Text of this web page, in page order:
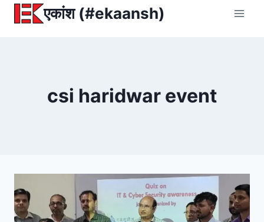
एकांश (#ekaansh)
csi haridwar event